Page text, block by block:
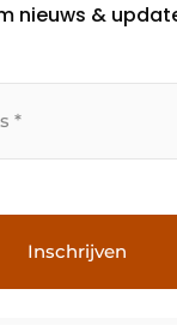
nieuws &